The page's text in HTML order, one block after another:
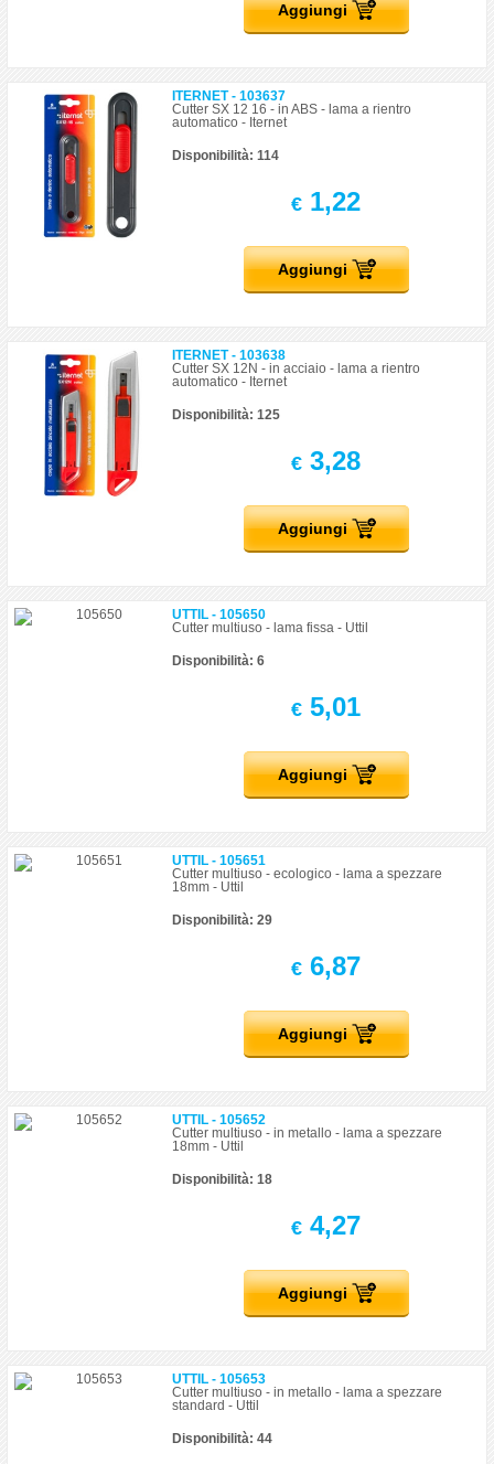
Aggiungi
ITERNET - 103637
Cutter SX 12 16 - in ABS - lama a rientro
automatico - Iternet
Disponibilità: 114
€ 1,22
Aggiungi
ITERNET - 103638
Cutter SX 12N - in acciaio - lama a rientro
automatico - Iternet
Disponibilità: 125
€ 3,28
Aggiungi
UTTIL - 105650
Cutter multiuso - lama fissa - Uttil
Disponibilità: 6
€ 5,01
Aggiungi
UTTIL - 105651
Cutter multiuso - ecologico - lama a spezzare
18mm - Uttil
Disponibilità: 29
€ 6,87
Aggiungi
UTTIL - 105652
Cutter multiuso - in metallo - lama a spezzare
18mm - Uttil
Disponibilità: 18
€ 4,27
Aggiungi
UTTIL - 105653
Cutter multiuso - in metallo - lama a spezzare
standard - Uttil
Disponibilità: 44